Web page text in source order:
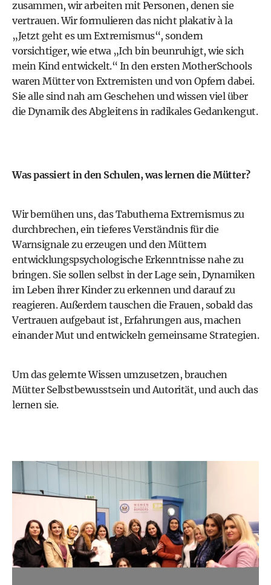
zusammen, wir arbeiten mit Personen, denen sie
vertrauen. Wir formulieren das nicht plakativ à la
„Jetzt geht es um Extremismus“, sondern
vorsichtiger, wie etwa „Ich bin beunruhigt, wie sich
mein Kind entwickelt.“ In den ersten MotherSchools
waren Mütter von Extremisten und von Opfern dabei.
Sie alle sind nah am Geschehen und wissen viel über
die Dynamik des Abgleitens in radikales Gedankengut.
Was passiert in den Schulen, was lernen die Mütter?
Wir bemühen uns, das Tabuthema Extremismus zu
durchbrechen, ein tieferes Verständnis für die
Warnsignale zu erzeugen und den Müttern
entwicklungspsychologische Erkenntnisse nahe zu
bringen. Sie sollen selbst in der Lage sein, Dynamiken
im Leben ihrer Kinder zu erkennen und darauf zu
reagieren. Außerdem tauschen die Frauen, sobald das
Vertrauen aufgebaut ist, Erfahrungen aus, machen
einander Mut und entwickeln gemeinsame Strategien.
Um das gelernte Wissen umzusetzen, brauchen
Mütter Selbstbewusstsein und Autorität, und auch das
lernen sie.